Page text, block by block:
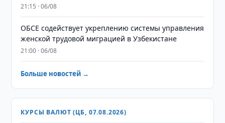
21:15 · 06/08
ОБСЕ содействует укреплению системы управления
женской трудовой миграцией в Узбекистане
21:00 · 06/08
Больше новостей →
КУРСЫ ВАЛЮТ (ЦБ, 07.08.2026)